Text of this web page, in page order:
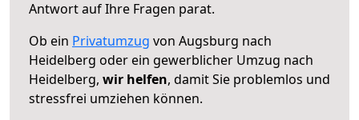
Antwort auf Ihre Fragen parat.
Ob ein Privatumzug von Augsburg nach
Heidelberg oder ein gewerblicher Umzug nach
Heidelberg, wir helfen, damit Sie problemlos und
stressfrei umziehen können.